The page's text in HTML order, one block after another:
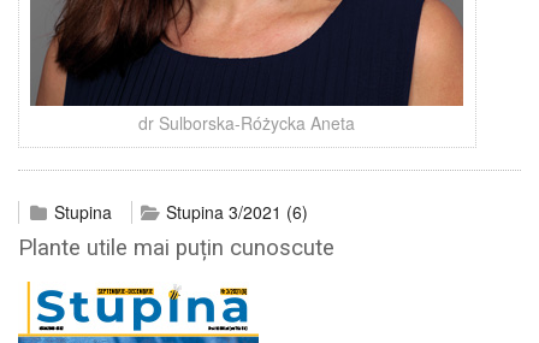
dr Sulborska-Różycka Aneta
Stupina Stupina 3/2021 (6)
Plante utile mai puțin cunoscute